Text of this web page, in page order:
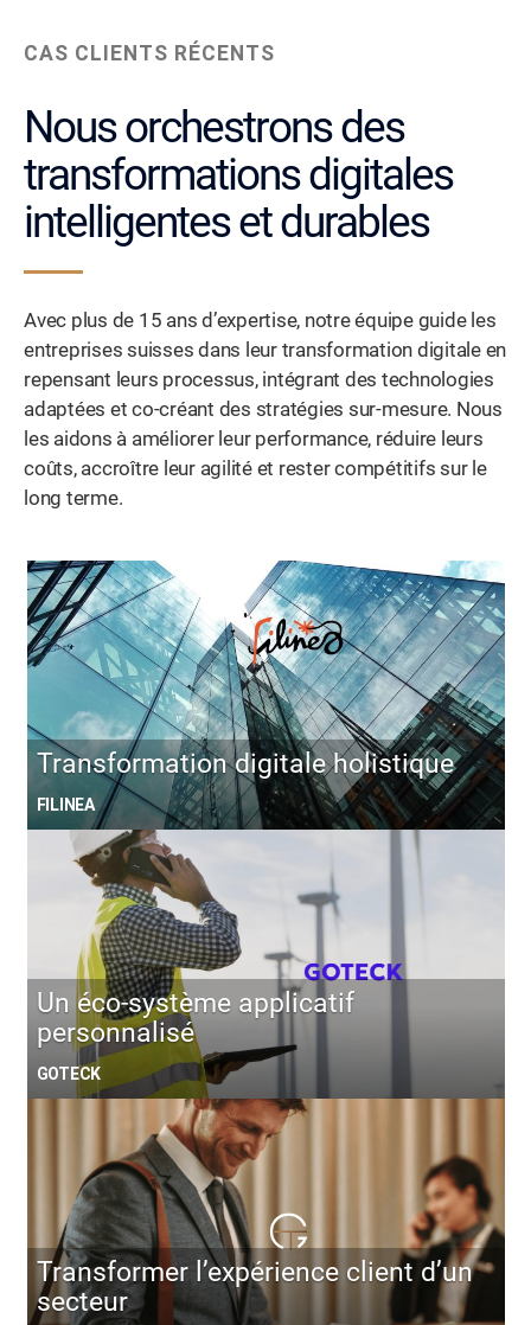
CAS CLIENTS RÉCENTS
Nous orchestrons des
transformations digitales
intelligentes et durables
Avec plus de 15 ans d’expertise, notre équipe guide les
entreprises suisses dans leur transformation digitale en
repensant leurs processus, intégrant des technologies
adaptées et co-créant des stratégies sur-mesure. Nous
les aidons à améliorer leur performance, réduire leurs
coûts, accroître leur agilité et rester compétitifs sur le
long terme.
Transformation digitale holistique
FILINEA
Un éco-système applicatif
personnalisé
GOTECK
Transformer l’expérience client d’un
secteur